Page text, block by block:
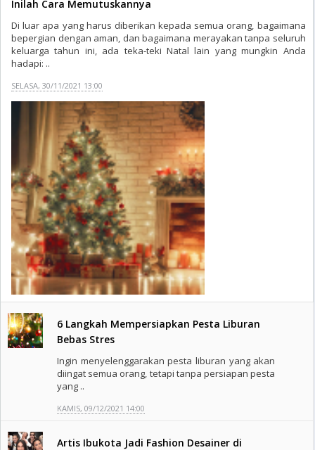
Inilah Cara Memutuskannya
Di luar apa yang harus diberikan kepada semua orang, bagaimana
bepergian dengan aman, dan bagaimana merayakan tanpa seluruh
keluarga tahun ini, ada teka-teki Natal lain yang mungkin Anda
hadapi: ..
SELASA, 30/11/2021 13:00
6 Langkah Mempersiapkan Pesta Liburan
Bebas Stres
Ingin menyelenggarakan pesta liburan yang akan
diingat semua orang, tetapi tanpa persiapan pesta
yang ..
KAMIS, 09/12/2021 14:00
Artis Ibukota Jadi Fashion Desainer di